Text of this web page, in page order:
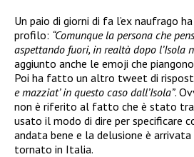
Un paio di giorni di fa l’ex naufrago
profilo: “Comunque la persona che
aspettando fuori, in realtà dopo l’Isola
aggiunto anche le emoji che
Poi ha fatto un altro tweet di
e mazziat’ in questo caso dall’Isola”.
non è riferito al fatto che è stato
usato il modo di dire per specificare
andata bene e la delusione è
tornato in Italia.